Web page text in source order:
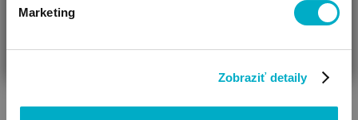
Marketing
Zobraziť detaily